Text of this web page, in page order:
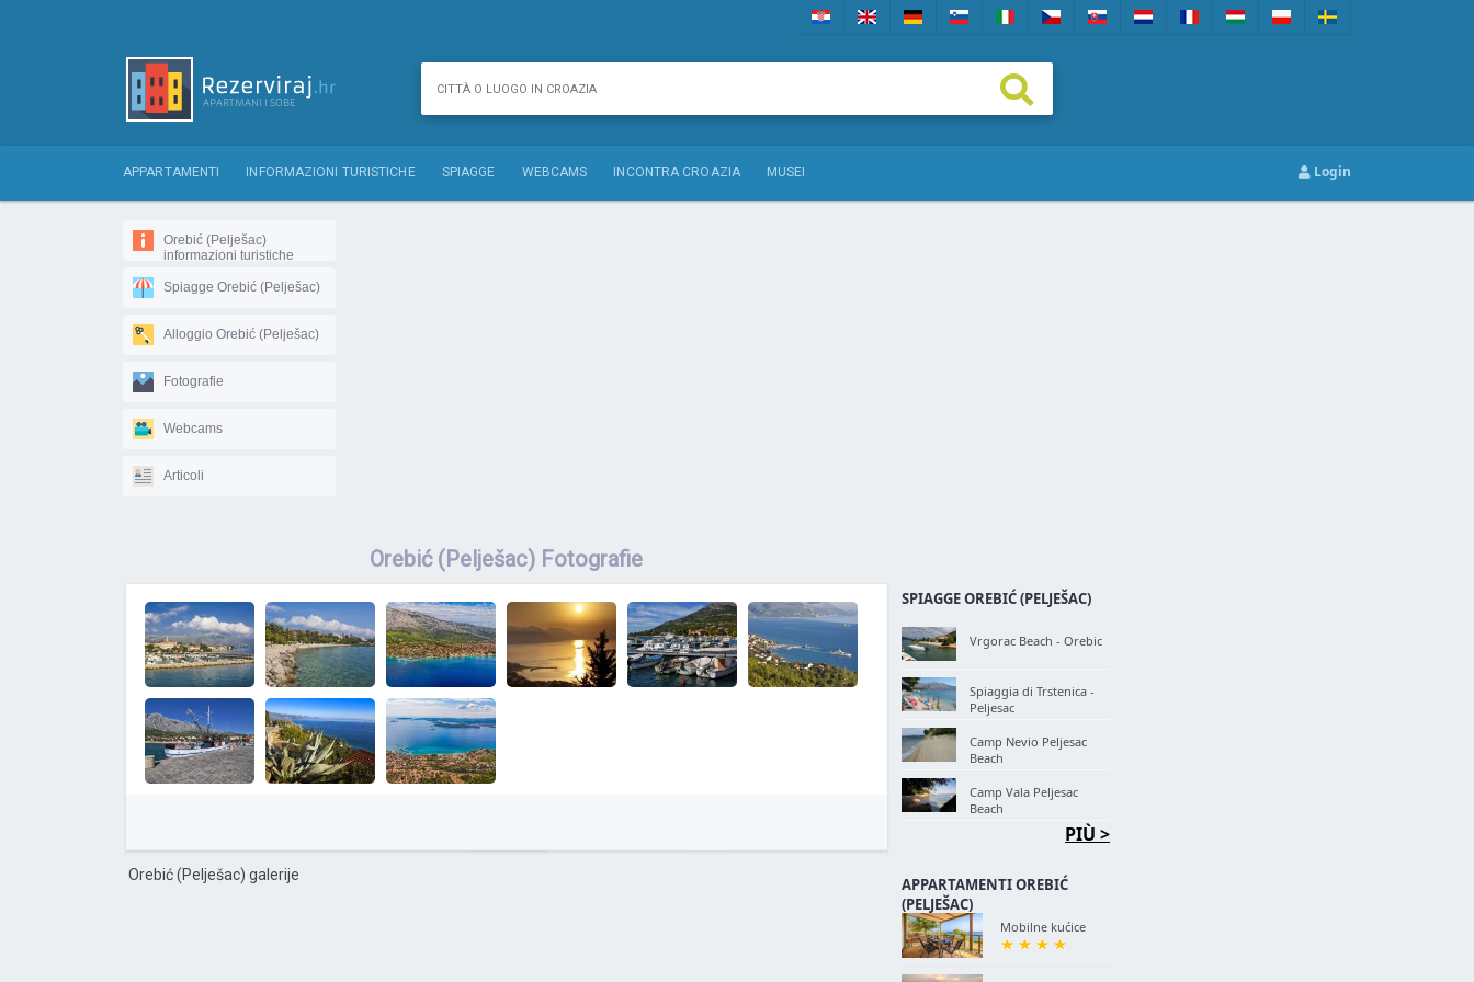
APPARTAMENTI INFORMAZIONI TURISTICHE SPIAGGE WEBCAMS INCONTRA CROAZIA MUSEI Login
Orebić (Pelješac)
informazioni turistiche
Spiagge Orebić (Pelješac)
Alloggio Orebić (Pelješac)
Fotografie
Webcams
Articoli
Orebić (Pelješac) Fotografie
Orebić (Pelješac) galerije
SPIAGGE OREBIĆ (PELJEŠAC)
Vrgorac Beach - Orebic
Spiaggia di Trstenica -
Peljesac
Camp Nevio Peljesac
Beach
Camp Vala Peljesac
Beach
PIÙ >
APPARTAMENTI OREBIĆ
(PELJEŠAC)
Mobilne kućice